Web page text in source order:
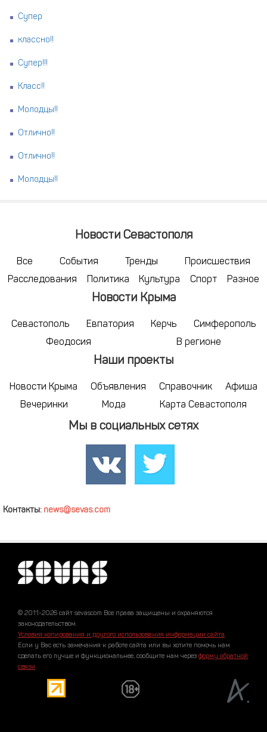
Супер
классно!!
Супер!!!
Класс!!
Молодцы!!
Отлично!!
Отлично!!
Молодцы!!
Новости Севастополя
Все События Тренды
Происшествия
Расследования
Политика Культура Спорт Разное
Новости Крыма
Севастополь Евпатория Керчь
Симферополь
Феодосия
В регионе
Наши проекты
Новости Крыма Объявления Справочник
Афиша
Вечеринки
Мода Карта Севастополя
Мы в социальных сетях
Контакты: news@sevas.com
© 2011-2026 сайт sevascom Все права защищены и охраняются
законодательством.
Условия копирования и другого использования информации сайта.
Если у Вас есть замечания к работе сайта или вы хотите помочь нам
сделать его лучше и функциональнее, сообщите нам через форму обратной
связи